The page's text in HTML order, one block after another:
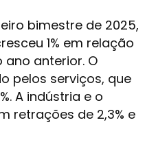
bimestre de 2025,
1% em relação
anterior. O
pelos serviços, que
A indústria e o
retrações de 2,3% e